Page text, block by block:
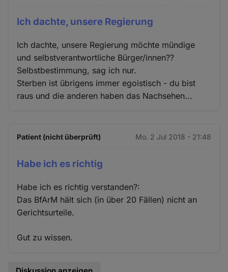
Ich dachte, unsere Regierung
Ich dachte, unsere Regierung möchte mündige
und selbstverantwortliche Bürger/innen??
Selbstbestimmung, sag ich nur.
Sterben ist übrigens immer egoistisch - du bist
raus und die anderen haben das Nachsehen...
Patient (nicht überprüft) Mo. 2 Jul 2018 - 21:48
Habe ich es richtig
Habe ich es richtig verstanden?:
Das BfArM hält sich (in über 20 Fällen) nicht an
Gerichtsurteile.
Gut zu wissen.